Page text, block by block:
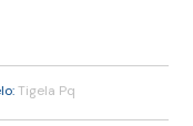
Tigela Pq